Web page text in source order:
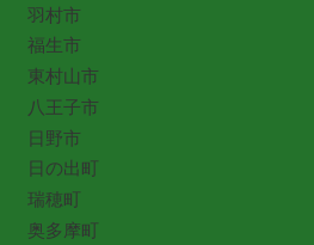
羽村市
福生市
東村山市
八王子市
日野市
日の出町
瑞穂町
奥多摩町